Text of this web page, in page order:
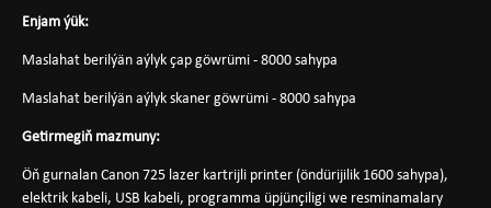
Enjam ýük:
Maslahat berilýän aýlyk çap göwrümi - 8000 sahypa
Maslahat berilýän aýlyk skaner göwrümi - 8000 sahypa
Getirmegiň mazmuny:
Öň gurnalan Canon 725 lazer kartrijli printer (öndürijilik 1600 sahypa),
elektrik kabeli, USB kabeli, programma üpjünçiligi we resminamalary